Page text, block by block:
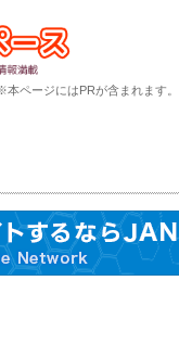
本ページにはPRが含まれます。